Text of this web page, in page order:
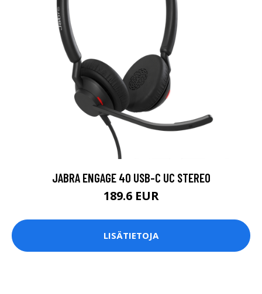
JABRA ENGAGE 40 USB-C UC STEREO
189.6 EUR
LISÄTIETOJA